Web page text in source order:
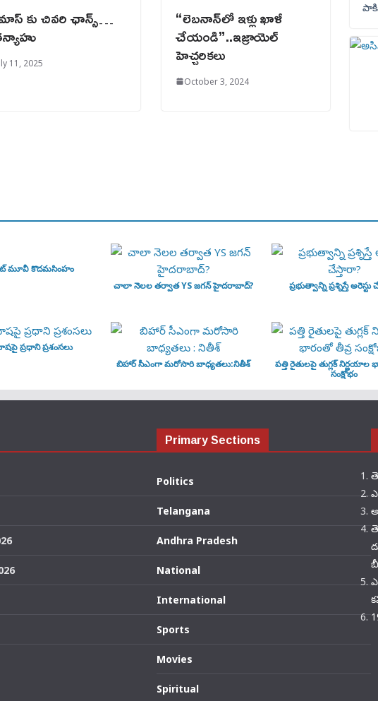
కు చివరి ఛాన్స్…
11, 2025
“లెబనాన్‌లో ఇళ్లు ఖాళీ
చేయండి”..ఇజ్రాయెల్
హెచ్చరికలు
October 3, 2024
మూవీ కొదమసింహం
చాలా నెలల తర్వాత YS జగన్ హైదరాబాద్?
ప్రభుత్వాన్ని ప్రశ్నిస్తే అరెస్టు
ప్రధాని ప్రశంసలు
బిహార్ సీఎంగా మరోసారి బాధ్యతలు:నితీశ్
పత్తి రైతులపై తుగ్లక్‌ నిర్ణయాల
సంక్షోభం
Primary Sections
Politics
Telangana
Andhra Pradesh
National
International
Sports
Movies
Spiritual